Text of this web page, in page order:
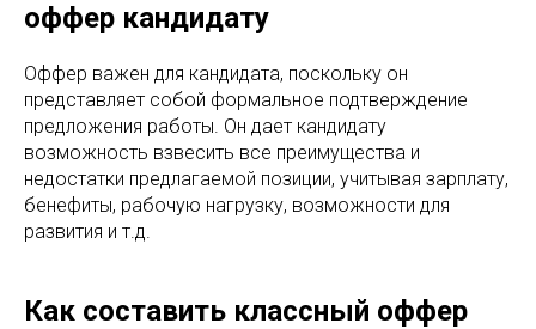
оффер кандидату
Оффер важен для кандидата, поскольку он
представляет собой формальное подтверждение
предложения работы. Он дает кандидату
возможность взвесить все преимущества и
недостатки предлагаемой позиции, учитывая зарплату,
бенефиты, рабочую нагрузку, возможности для
развития и т.д.
Как составить классный оффер